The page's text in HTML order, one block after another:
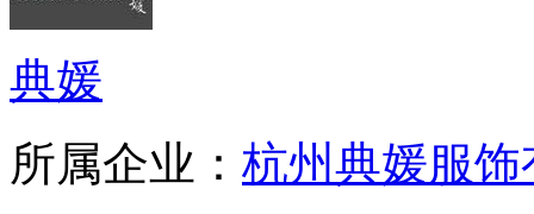
典媛
所属企业： 杭州典媛服